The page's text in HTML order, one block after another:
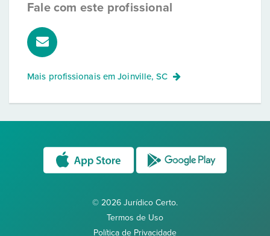
Fale com este profissional
Mais profissionais emJoinville, SC
© 2026 Jurídico Certo.
Termos de Uso
Política de Privacidade